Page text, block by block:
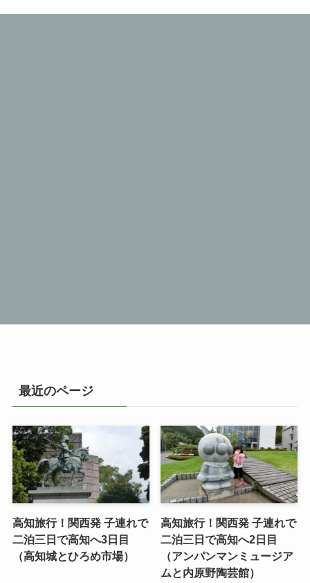
最近のページ
高知旅行！関西発 子連れで
二泊三日で高知へ3日目
（高知城とひろめ市場）
高知旅行！関西発 子連れで
二泊三日で高知へ2日目
（アンパンマンミュージア
ムと内原野陶芸館）